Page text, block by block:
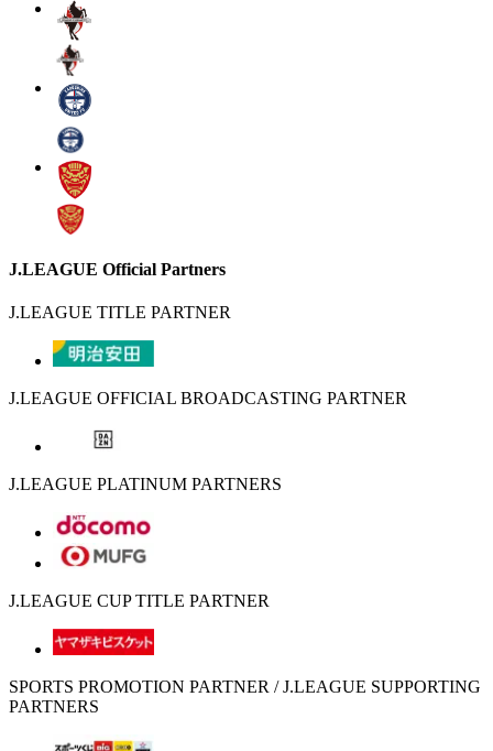
J.LEAGUE Official Partners
J.LEAGUE TITLE PARTNER
J.LEAGUE OFFICIAL BROADCASTING PARTNER
J.LEAGUE PLATINUM PARTNERS
J.LEAGUE CUP TITLE PARTNER
SPORTS PROMOTION PARTNER / J.LEAGUE SUPPORTING
PARTNERS